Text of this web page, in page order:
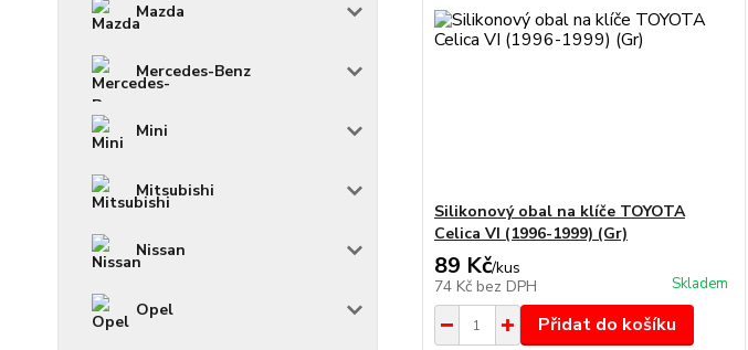
Mazda
Mercedes-Benz
Mini
Mitsubishi
Nissan
Opel
Silikonový obal na klíče TOYOTA
Celica VI (1996-1999) (Gr)
89 Kč/kus
74 Kč bez DPH Skladem
Přidat do košíku